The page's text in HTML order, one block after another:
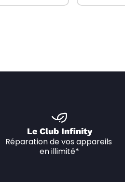
Le Club Infinity
Réparation de vos appareils
en illimité*